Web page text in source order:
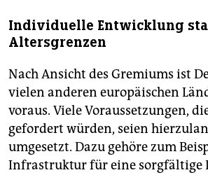
Individuelle Entwicklung
Altersgrenzen
Nach Ansicht des Gremiums ist
vielen anderen europäischen
voraus. Viele Voraussetzungen,
gefordert würden, seien
umgesetzt. Dazu gehöre zum
Infrastruktur für eine sorgfältige